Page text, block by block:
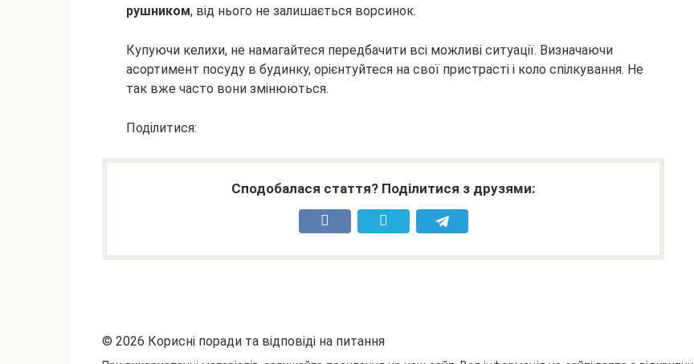
рушником, від нього не залишається ворсинок.
Купуючи келихи, не намагайтеся передбачити всі можливі ситуації. Визначаючи
асортимент посуду в будинку, орієнтуйтеся на свої пристрасті і коло спілкування. Не
так вже часто вони змінюються.
Поділитися:
Сподобалася стаття? Поділитися з друзями:
© 2026 Корисні поради та відповіді на питання